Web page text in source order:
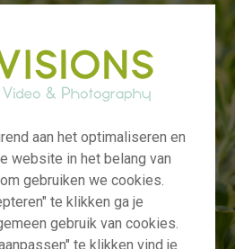
aan het optimaliseren en
website in het belang van
gebruiken we cookies.
te klikken ga je
gebruik van cookies.
te klikken vind je